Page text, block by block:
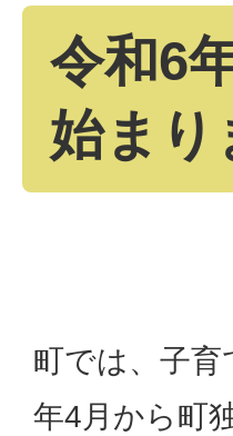
令和6
始まり
町では、子
年4月から町